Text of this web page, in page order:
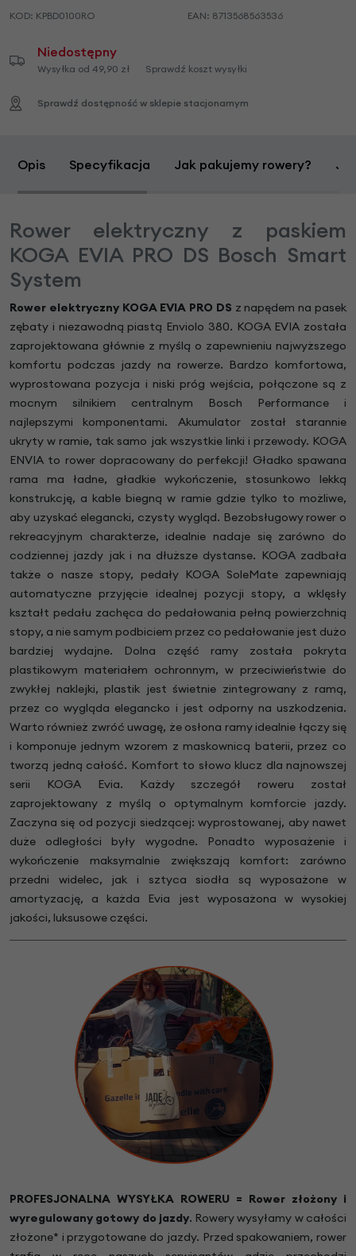
KOD: KPBD0100RO EAN: 8713568563536
Niedostępny
Wysyłka od 49,90 zł Sprawdź koszt wysyłki
Sprawdź dostępność w sklepie stacjonarnym
Opis Specyfikacja Jak pakujemy rowery?
Rower elektryczny z paskiem
KOGA EVIA PRO DS Bosch Smart
System
Rower elektryczny KOGA EVIA PRO DS z napędem na pasek
zębaty i niezawodną piastą Enviolo 380. KOGA EVIA została
zaprojektowana głównie z myślą o zapewnieniu najwyższego
komfortu podczas jazdy na rowerze. Bardzo komfortowa,
wyprostowana pozycja i niski próg wejścia, połączone są z
mocnym silnikiem centralnym Bosch Performance i
najlepszymi komponentami. Akumulator został starannie
ukryty w ramie, tak samo jak wszystkie linki i przewody. KOGA
ENVIA to rower dopracowany do perfekcji! Gładko spawana
rama ma ładne, gładkie wykończenie, stosunkowo lekką
konstrukcję, a kable biegną w ramie gdzie tylko to możliwe,
aby uzyskać elegancki, czysty wygląd. Bezobsługowy rower o
rekreacyjnym charakterze, idealnie nadaje się zarówno do
codziennej jazdy jak i na dłuższe dystanse. KOGA zadbała
także o nasze stopy, pedały KOGA SoleMate zapewniają
automatyczne przyjęcie idealnej pozycji stopy, a wklęsły
kształt pedału zachęca do pedałowania pełną powierzchnią
stopy, a nie samym podbiciem przez co pedałowanie jest dużo
bardziej wydajne. Dolna część ramy została pokryta
plastikowym materiałem ochronnym, w przeciwieństwie do
zwykłej naklejki, plastik jest świetnie zintegrowany z ramą,
przez co wygląda elegancko i jest odporny na uszkodzenia.
Warto również zwróć uwagę, że osłona ramy idealnie łączy się
i komponuje jednym wzorem z maskownicą baterii, przez co
tworzą jedną całość. Komfort to słowo klucz dla najnowszej
serii KOGA Evia. Każdy szczegół roweru został
zaprojektowany z myślą o optymalnym komforcie jazdy.
Zaczyna się od pozycji siedzącej: wyprostowanej, aby nawet
duże odległości były wygodne. Ponadto wyposażenie i
wykończenie maksymalnie zwiększają komfort: zarówno
przedni widelec, jak i sztyca siodła są wyposażone w
amortyzację, a każda Evia jest wyposażona w wysokiej
jakości, luksusowe części.
PROFESJONALNA WYSYŁKA ROWERU = Rower złożony i
wyregulowany gotowy do jazdy. Rowery wysyłamy w całości
złożone* i przygotowane do jazdy. Przed spakowaniem, rower